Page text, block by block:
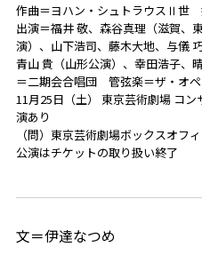
作曲＝ヨハン・シュトラウスⅡ世
出演＝福井 敬、森谷真理（滋賀、
演）、山下浩司、藤木大地、与儀
青山 貴（山形公演）、幸田浩子
＝二期会合唱団 管弦楽＝ザ・オ
11月25日（土） 東京芸術劇場 コ
演あり
（問）東京芸術劇場ボックスオフ
公演はチケットの取り扱い終了
文＝伊達なつめ